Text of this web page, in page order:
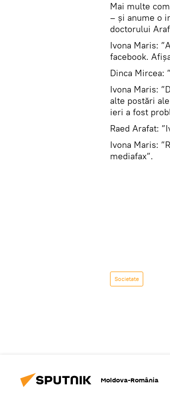
Mai multe
– și anume o
doctorului
Ivona Maris:
facebook.
Dinca Mircea:
Ivona Maris:
alte postări
ieri a fost
Raed Arafat:
Ivona Maris:
mediafax”.
Societate
Moldova-România